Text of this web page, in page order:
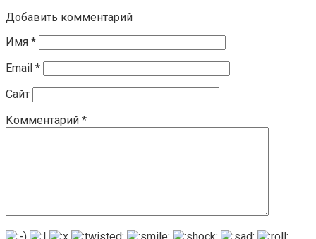
Добавить комментарий
Имя *
Email *
Сайт
Комментарий *